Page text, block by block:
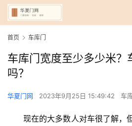
首页 车库门
车库门宽度至少多少米？
吗？
华夏门网 2023年9月25日 15:49:42 车
现在的大多数人对车很了解，